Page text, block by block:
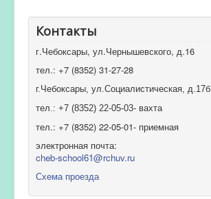
Контакты
г.Чебоксары, ул.Чернышевского, д.16
тел.: +7 (8352) 31-27-28
г.Чебоксары, ул.Социалистическая, д.17б
тел.: +7 (8352) 22-05-03- вахта
тел.: +7 (8352) 22-05-01- приемная
электронная почта:
cheb-school61@rchuv.ru
Схема проезда